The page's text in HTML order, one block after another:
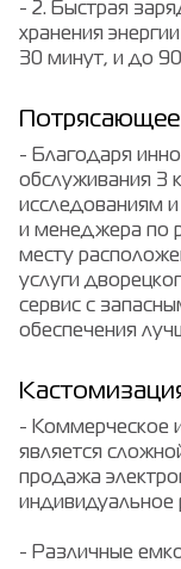
- 2. Быстрая
хранения
30 минут, и до
- Благодаря
обслуживания 3
исследованиям
и менеджера по
месту
услуги
сервис с
обеспечения
- Коммерческое
является
продажа
индивидуальное
- Различные